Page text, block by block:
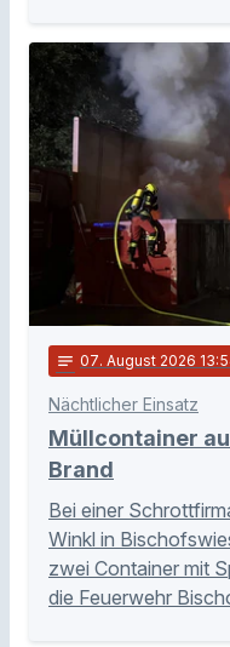
notes 07. August 2026
Nächtlicher Einsatz
Müllcontainer
Brand
Bei einer
Winkl in
zwei Container mit
die Feuerwehr